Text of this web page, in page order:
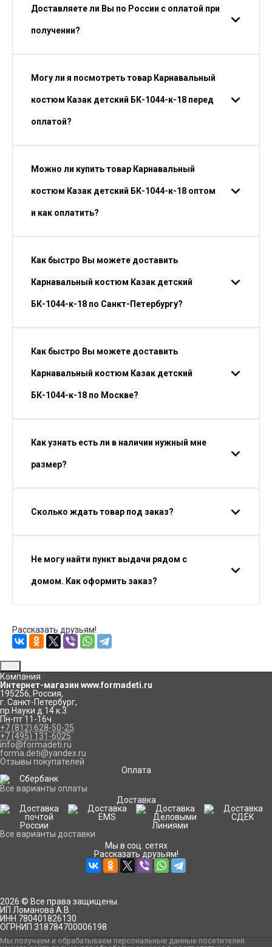
Доставляете ли Вы по России с оплатой при
получении?
Могу ли я посмотреть товар Карнавальный
костюм Казак детский БК-1044-к-18 перед
оплатой?
Можно ли купить товар Карнавальный
костюм Казак детский БК-1044-к-18 оптом
и как оплатить?
Как быстро Вы можете доставить
Карнавальный костюм Казак детский
БК-1044-к-18 по Санкт-Петербургу?
Как быстро Вы можете доставить
Карнавальный костюм Казак детский
БК-1044-к-18 по Москве?
Как узнать есть ли в наличии нужный мне
размер?
Сколько ждать товар под заказ?
Не могу найти пункт выдачи рядом с
домом. Как оформить заказ?
Рассказать друзьям!
Компания
Интернет-магазин www.formadeti.ru
195256, Россия,
г. Санкт-Петербург,
пр.Науки д.14 к.3
Пн-пт 11-16ч
+7 (812) 628-50-25
+7 (495) 131-6025
info@formadeti.ru
forma.deti@yandex.ru
Отзывы покупателей
Оплата
Все варианты оплаты
Доставка
Все варианты доставки
Мы в соц. сетях
Рассказать друзьям!
2026 © Все права защищены.
ИП Ломанова А.В.
ИНН 780401826130
ОГРНИП 318784700006198
Мы получаем и обрабатываем персональные данные посетителей